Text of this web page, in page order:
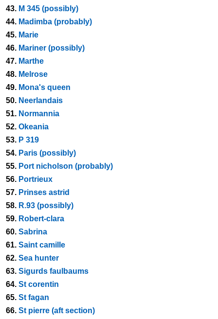
43. M 345 (possibly)
44. Madimba (probably)
45. Marie
46. Mariner (possibly)
47. Marthe
48. Melrose
49. Mona's queen
50. Neerlandais
51. Normannia
52. Okeania
53. P 319
54. Paris (possibly)
55. Port nicholson (probably)
56. Portrieux
57. Prinses astrid
58. R.93 (possibly)
59. Robert-clara
60. Sabrina
61. Saint camille
62. Sea hunter
63. Sigurds faulbaums
64. St corentin
65. St fagan
66. St pierre (aft section)